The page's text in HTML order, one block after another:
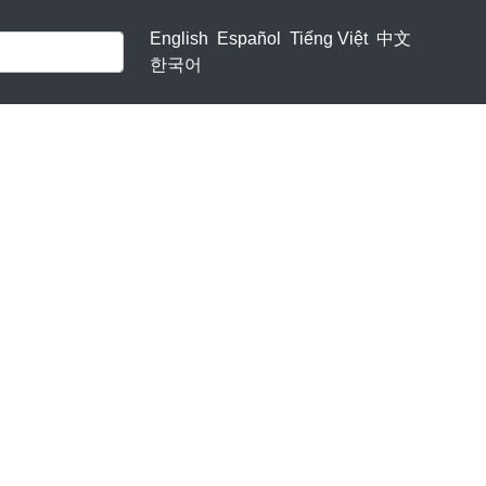
English Español Tiếng Việt 中文
한국어